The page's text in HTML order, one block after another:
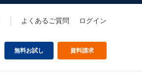
よくあるご質問 ログイン
無料お試し 資料請求